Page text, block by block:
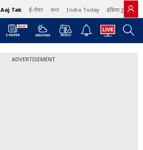
Aaj Tak ई-पेपर বাংলা India Today इंडिया टुडे हिंदी
ADVERTISEMENT